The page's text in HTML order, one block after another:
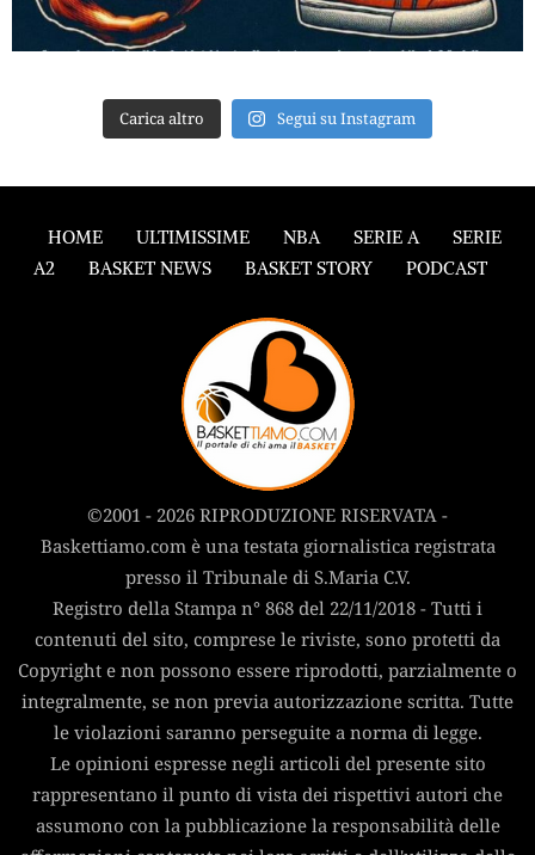
Carica altro Segui su Instagram
HOME ULTIMISSIME NBA SERIE A
SERIE
A2
BASKET NEWS BASKET STORY PODCAST
©2001 - 2026 RIPRODUZIONE RISERVATA -
Baskettiamo.com è una testata giornalistica registrata
presso il Tribunale di S.Maria C.V.
Registro della Stampa n° 868 del 22/11/2018 - Tutti i
contenuti del sito, comprese le riviste, sono protetti da
Copyright e non possono essere riprodotti, parzialmente o
integralmente, se non previa autorizzazione scritta. Tutte
le violazioni saranno perseguite a norma di legge.
Le opinioni espresse negli articoli del presente sito
rappresentano il punto di vista dei rispettivi autori che
assumono con la pubblicazione la responsabilità delle